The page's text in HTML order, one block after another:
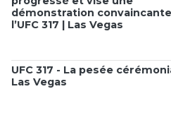
démonstration
l’UFC 317 | Las Vegas
UFC 317 - La pesée
Las Vegas